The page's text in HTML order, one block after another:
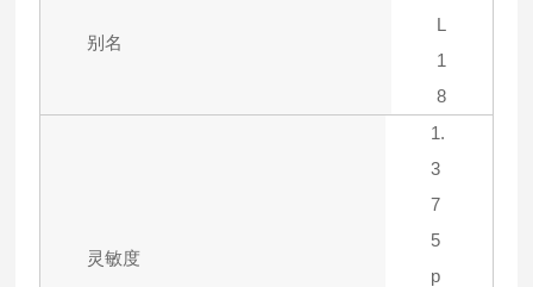
别名
L
1
8
灵敏度
1.
3
7
5
p